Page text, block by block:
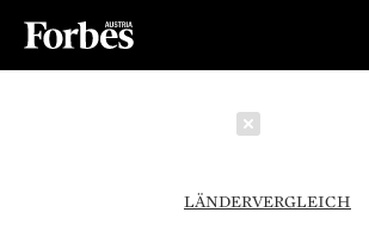
LÄNDERVERGLEICH